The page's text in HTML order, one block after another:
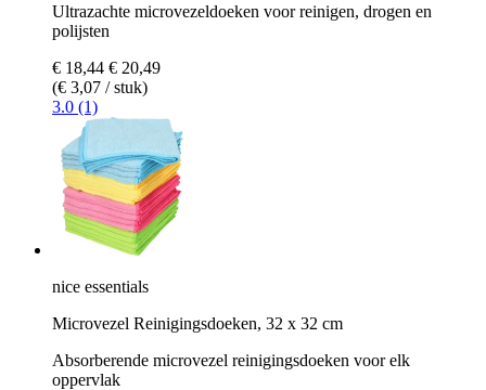
Ultrazachte microvezeldoeken voor reinigen, drogen en
polijsten
€ 18,44 € 20,49
(€ 3,07 / stuk)
3.0 (1)
nice essentials
Microvezel Reinigingsdoeken, 32 x 32 cm
Absorberende microvezel reinigingsdoeken voor elk
oppervlak